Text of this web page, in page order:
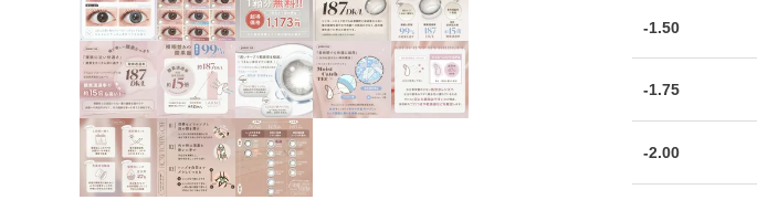
-1.50
-1.75
-2.00